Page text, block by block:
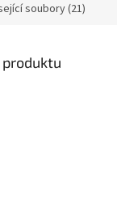
soubory (21)